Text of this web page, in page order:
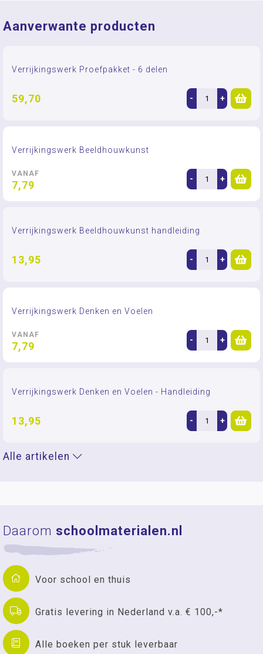
Aanverwante producten
Verrijkingswerk Proefpakket - 6 delen
59,70 - +
Verrijkingswerk Beeldhouwkunst
VANAF
7,79 - +
Verrijkingswerk Beeldhouwkunst handleiding
13,95 - +
Verrijkingswerk Denken en Voelen
VANAF
7,79 - +
Verrijkingswerk Denken en Voelen - Handleiding
13,95 - +
Alle artikelen
Daarom schoolmaterialen.nl
Voor school en thuis
Gratis levering in Nederland v.a. € 100,-*
Alle boeken per stuk leverbaar